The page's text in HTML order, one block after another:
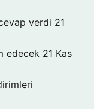
verdi 21
edecek 21 Kas